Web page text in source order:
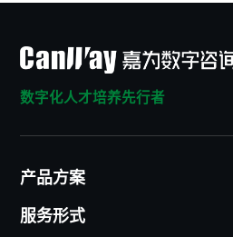
数字化人才培养先行者
产品方案
服务形式